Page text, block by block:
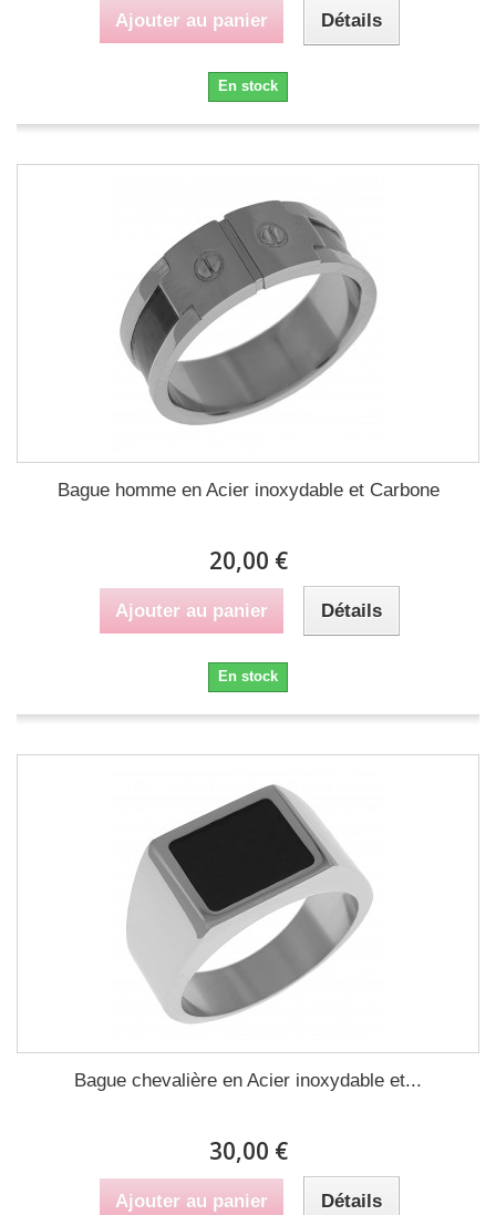
Ajouter au panier Détails
En stock
Bague homme en Acier inoxydable et Carbone
20,00 €
Ajouter au panier Détails
En stock
Bague chevalière en Acier inoxydable et...
30,00 €
Ajouter au panier Détails